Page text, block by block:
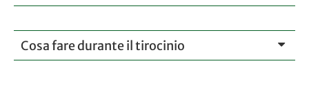
Cosa fare durante il tirocinio